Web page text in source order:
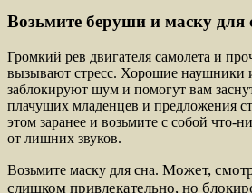
Возьмите беруши и маску для
Громкий рев двигателя самолета и
вызывают стресс. Хорошие наушники
заблокируют шум и помогут вам
плачущих младенцев и предложения
этом заранее и возьмите с собой что-
от лишних звуков.
Возьмите маску для сна. Может,
слишком привлекательно, но